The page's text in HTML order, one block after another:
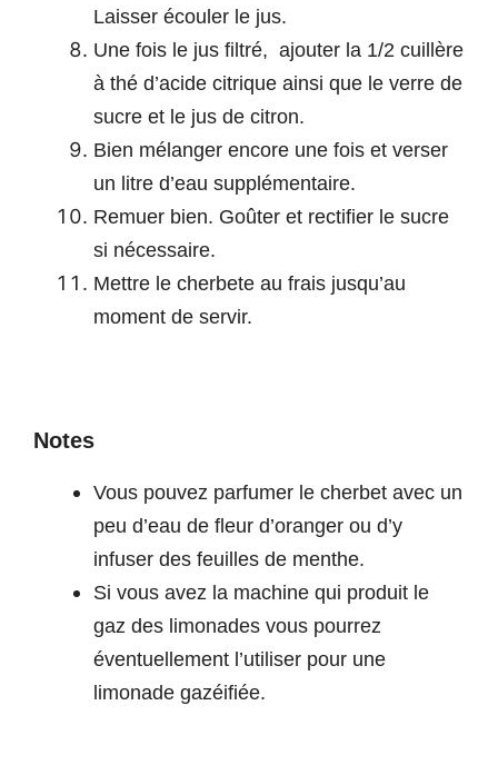
Laisser écouler le jus.
Une fois le jus filtré, ajouter la 1/2 cuillère
à thé d’acide citrique ainsi que le verre de
sucre et le jus de citron.
Bien mélanger encore une fois et verser
un litre d’eau supplémentaire.
Remuer bien. Goûter et rectifier le sucre
si nécessaire.
Mettre le cherbete au frais jusqu’au
moment de servir.
Notes
Vous pouvez parfumer le cherbet avec un
peu d’eau de fleur d’oranger ou d’y
infuser des feuilles de menthe.
Si vous avez la machine qui produit le
gaz des limonades vous pourrez
éventuellement l’utiliser pour une
limonade gazéifiée.